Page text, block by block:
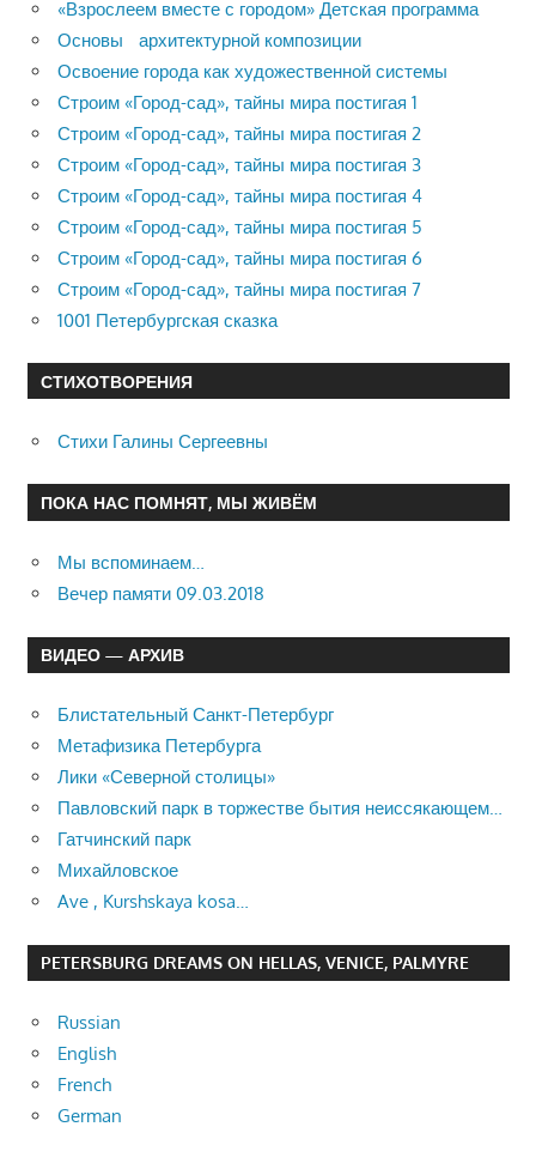
«Взрослеем вместе с городом» Детская программа
Основы архитектурной композиции
Освоение города как художественной системы
Строим «Город-сад», тайны мира постигая 1
Строим «Город-сад», тайны мира постигая 2
Строим «Город-сад», тайны мира постигая 3
Строим «Город-сад», тайны мира постигая 4
Строим «Город-сад», тайны мира постигая 5
Строим «Город-сад», тайны мира постигая 6
Строим «Город-сад», тайны мира постигая 7
1001 Петербургская сказка
СТИХОТВОРЕНИЯ
Стихи Галины Сергеевны
ПОКА НАС ПОМНЯТ, МЫ ЖИВЁМ
Мы вспоминаем…
Вечер памяти 09.03.2018
ВИДЕО — АРХИВ
Блистательный Санкт-Петербург
Метафизика Петербурга
Лики «Северной столицы»
Павловский парк в торжестве бытия неиссякающем…
Гатчинский парк
Михайловское
Ave , Kurshskaya kosa…
PETERSBURG DREAMS ON HELLAS, VENICE, PALMYRE
Russian
English
French
German